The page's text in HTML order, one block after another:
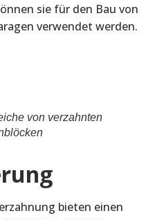
sie für den Bau von
verwendet werden.
von verzahnten
bieten einen